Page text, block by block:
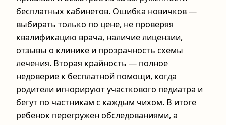
бесплатных кабинетов. Ошибка новичков —
выбирать только по цене, не проверяя
квалификацию врача, наличие лицензии,
отзывы о клинике и прозрачность схемы
лечения. Вторая крайность — полное
недоверие к бесплатной помощи, когда
родители игнорируют участкового педиатра и
бегут по частникам с каждым чихом. В итоге
ребенок перегружен обследованиями, а